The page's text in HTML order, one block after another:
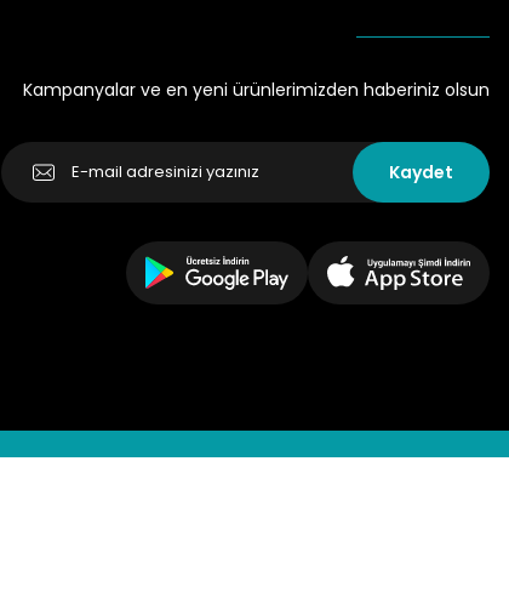
Kampanyalar ve en yeni ürünlerimizden haberiniz olsun
Kaydet